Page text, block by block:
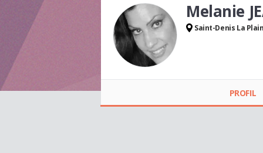
Melanie
Saint-Denis La
PROFIL